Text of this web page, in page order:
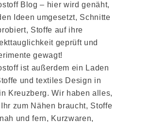
Blog – hier wird genäht,
Ideen umgesetzt, Schnitte
Stoffe auf ihre
geprüft und
gewagt!
ist außerdem ein Laden
und textiles Design in
Kreuzberg. Wir haben alles,
zum Nähen braucht, Stoffe
und fern, Kurzwaren,